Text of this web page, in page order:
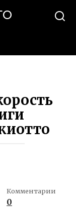
Комментарии
0